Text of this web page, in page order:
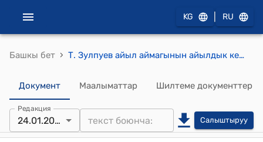
KG RU
Башкы бет › Т. Зулпуев айыл аймагынын айылдык кеңешинин 2025-жылдын 24-январы №5-1 Т.Зулпуев атындагы айыл өкмөтүнүн 2024-жылдын аткарылышы 2025-жылга бюджетин жана 2026-2027-жылдарга бюджеттин долбоорун бекитүү жөнүндө токтому
Документ Маалыматтар Шилтеме документтер
Редакция
24.01.2025 Салыштыруу